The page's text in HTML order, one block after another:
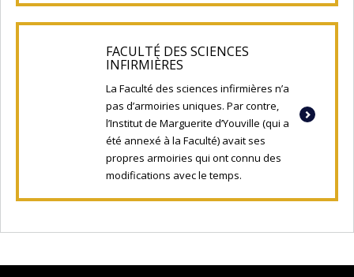
FACULTÉ DES SCIENCES
INFIRMIÈRES
La Faculté des sciences infirmières n’a
pas d’armoiries uniques. Par contre,
l’Institut de Marguerite d’Youville (qui a
été annexé à la Faculté) avait ses
propres armoiries qui ont connu des
modifications avec le temps.